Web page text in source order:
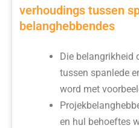
verhoudings tussen
belanghebbendes
Die belangrikheid
tussen spanlede
word met
en hul behoeftes